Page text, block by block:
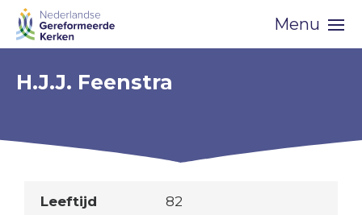
Skip
navigation
Menu
H.J.J. Feenstra
Leeftijd 82